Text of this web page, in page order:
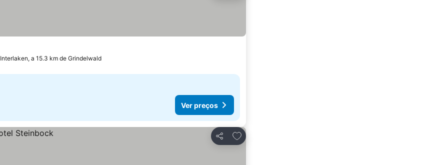
Interlaken, a 15.3 km de Grindelwald
Ver preços
Partilhar
Adicionar aos favoritos